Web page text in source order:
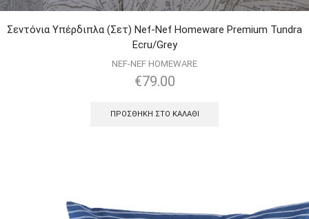
Σεντόνια Υπέρδιπλα (Σετ) Nef-Nef Homeware Premium Tundra
Ecru/Grey
NEF-NEF HOMEWARE
€79.00
ΠΡΟΣΘΉΚΗ ΣΤΟ ΚΑΛΆΘΙ